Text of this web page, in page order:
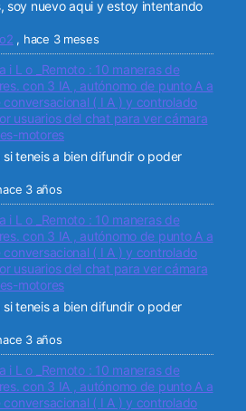
soy nuevo aqui y estoy intentando
, hace 3 meses
i L o _Remoto : 10 maneras de
con 3 IA , autónomo de punto A a
conversacional ( I A ) y controlado
usuarios del chat para ver cámara
motores
teneis a bien difundir o poder
3 años
i L o _Remoto : 10 maneras de
con 3 IA , autónomo de punto A a
conversacional ( I A ) y controlado
usuarios del chat para ver cámara
motores
teneis a bien difundir o poder
3 años
i L o _Remoto : 10 maneras de
con 3 IA , autónomo de punto A a
conversacional ( I A ) y controlado